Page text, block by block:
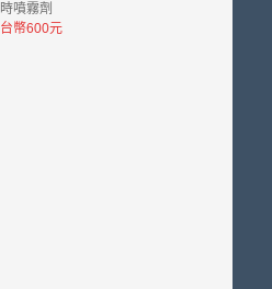
時噴霧劑
台幣600元